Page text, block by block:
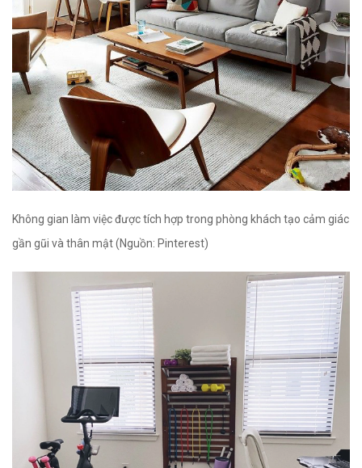
Không gian làm việc được tích hợp trong phòng khách tạo cảm giác
gần gũi và thân mật (Nguồn: Pinterest)